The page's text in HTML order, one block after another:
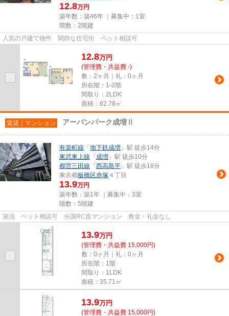
12.8万円
築年数：築46年 ｜募集中： 1室
階数：2階建
人気の戸建て物件 閑静な住宅街 ペット相談可
12.8万円
(管理費・共益費 -)
敷：2ヶ月｜礼：0ヶ月
所在階：1-2階
間取り：2LDK
面積：62.78㎡
賃貸｜マンション アーバンパーク成増Ⅱ
有楽町線 「 地下鉄成増 」駅 徒歩14分
東武東上線 「 成増 」駅 徒歩10分
都営三田線 「 西高島平 」駅 徒歩18分
東京都板橋区赤塚 ４丁目
13.9万円
築年数：築1年 ｜募集中： 3室
階数：5階建
築浅 ペット相談可 分譲RC造マンション 敷金・礼金なし
13.9万円
(管理費・共益費 15,000円)
敷：0ヶ月｜礼：0ヶ月
所在階：1階
間取り：1LDK
面積：35.71㎡
13.9万円
(管理費・共益費 15,000円)